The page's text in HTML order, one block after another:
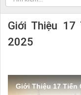
Giới Thiệu
2025
Giới Thiệu 17 Tiến